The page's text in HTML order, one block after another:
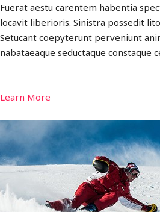
Fuerat aestu carentem habentia
locavit liberioris. Sinistra possedit
Setucant coepyterunt perveniunt
nabataeaque seductaque constaque
Learn More